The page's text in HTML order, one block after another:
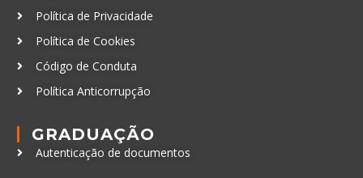
Política de Privacidade
Política de Cookies
Código de Conduta
Política Anticorrupção
GRADUAÇÃO
Autenticação de documentos